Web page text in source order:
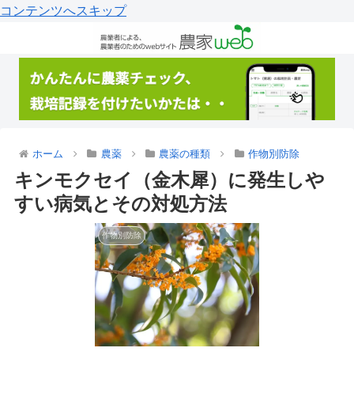
コンテンツへスキップ
ホーム 農薬 農薬の種類 作物別防除
キンモクセイ（金木犀）に発生しや
すい病気とその対処方法
作物別防除